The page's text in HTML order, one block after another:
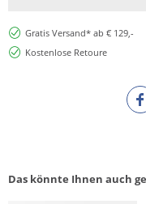
Gratis Versand* ab € 129,-
Kostenlose Retoure
Das könnte Ihnen auch